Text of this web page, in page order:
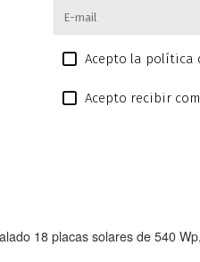
Acepto la política
Acepto recibir
18 placas solares de 540 Wp